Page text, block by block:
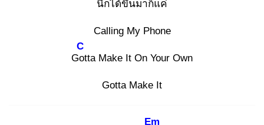
นึกได้ขึ้นมาก็แค่
Calling My Phone
Got
C
ta Make It On Your Own
Gotta Make It
Em